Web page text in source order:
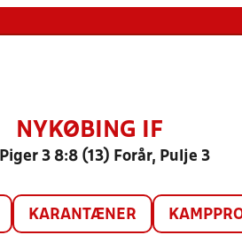
NYKØBING IF
Piger 3 8:8 (13) Forår, Pulje 3
KARANTÆNER